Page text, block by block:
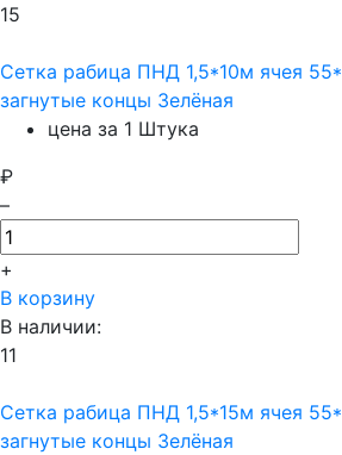
15
Сетка рабица ПНД 1,5*10м ячея
загнутые концы Зелёная
цена за 1 Штука
₽
–
+
В корзину
В наличии:
11
Сетка рабица ПНД 1,5*15м ячея
загнутые концы Зелёная